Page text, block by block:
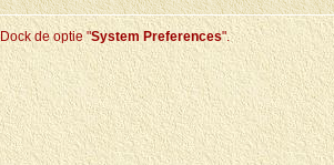
de optie "System Preferences".